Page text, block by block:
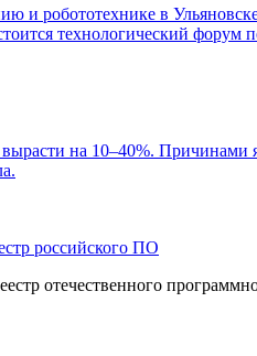
и робототехнике в
технологический
на 10–40%. Причинами
российского ПО
отечественного